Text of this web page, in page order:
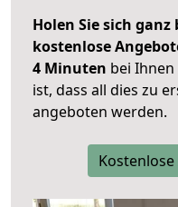
Holen Sie sich
kostenlose
4 Minuten bei
ist, dass all dies zu
angeboten werden.